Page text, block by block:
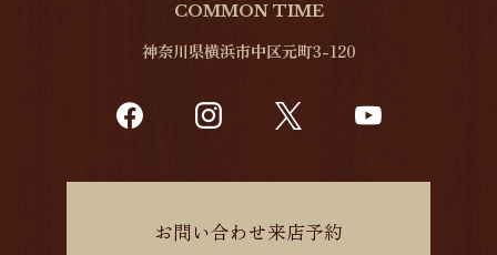
COMMON TIME
神奈川県横浜市中区元町3-120
お問い合わせ来店予約